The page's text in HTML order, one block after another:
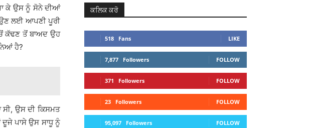
ਕੇ ਉਸ ਨੂੰ ਸੋਨੇ ਦੀਆਂ
ਲਈ ਆਪਣੀ ਪੂਰੀ
ਕੱਢਣ ਤੋਂ ਬਾਅਦ ਉਹ
ਹੈ?
ਉਸ ਦੀ ਕਿਸਮਤ
ਪਾਸੇ ਉਸ ਸਾਧੂ ਨੂੰ
ਕਲਿਕ ਕਰੋ
518 Fans LIKE
7,877 Followers FOLLOW
371 Followers FOLLOW
23 Followers FOLLOW
95,097 Followers FOLLOW